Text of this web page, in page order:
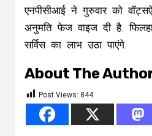
एनपीसीआई ने गुरुवार को
अनुमति फेज वाइज दी है.
सर्विस का लाभ उठा पाएंगे.
About The
Post Views: 844